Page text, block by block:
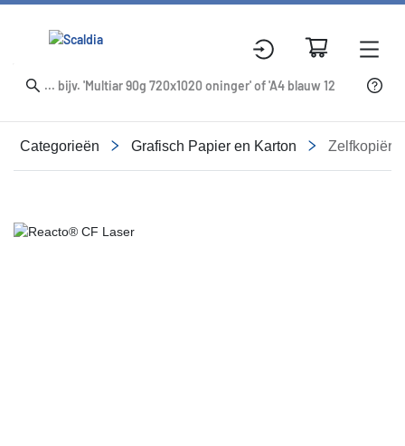
Categorieën Grafisch Papier en Karton
Slide 1 of 1